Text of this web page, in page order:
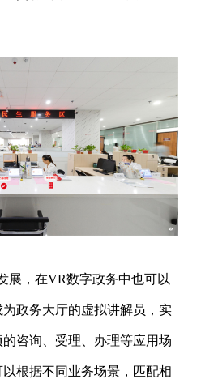
展，在VR数字政务中也可以
政务大厅的虚拟讲解员，实
咨询、受理、办理等应用场
根据不同业务场景，匹配相